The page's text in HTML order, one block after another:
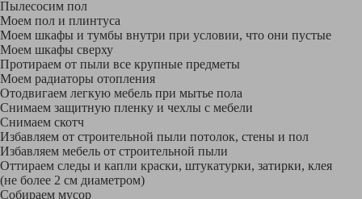
Пылесосим пол
Моем пол и плинтуса
Моем шкафы и тумбы внутри при условии, что они пустые
Моем шкафы сверху
Протираем от пыли все крупные предметы
Моем радиаторы отопления
Отодвигаем легкую мебель при мытье пола
Снимаем защитную пленку и чехлы с мебели
Снимаем скотч
Избавляем от строительной пыли потолок, стены и пол
Избавляем мебель от строительной пыли
Оттираем следы и капли краски, штукатурки, затирки, клея
(не более 2 см диаметром)
Собираем мусор